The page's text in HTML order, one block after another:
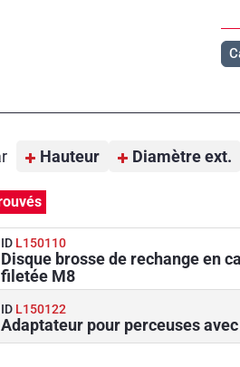
Hauteur Diamètre ext.
ID L150110
Disque brosse de rechange en
filetée M8
ID L150122
Adaptateur pour perceuses